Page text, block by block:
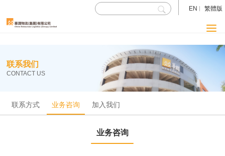
EN 繁體版
联系我们
CONTACT US
联系方式 业务咨询 加入我们
业务咨询